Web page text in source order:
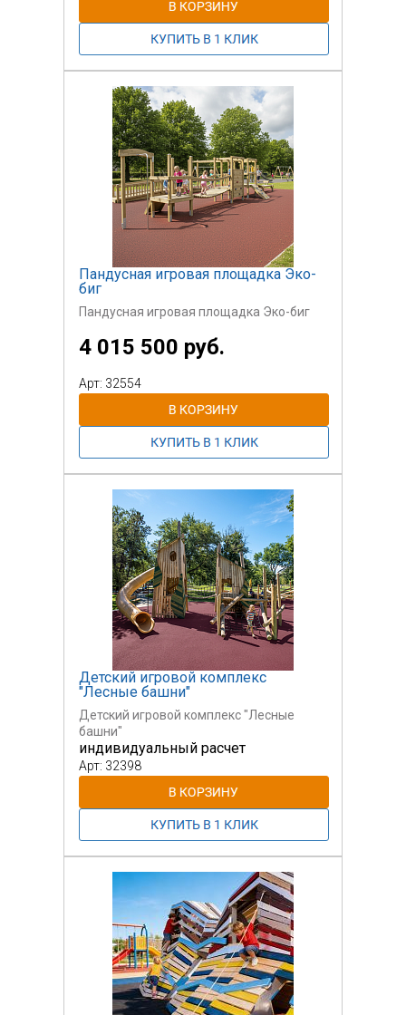
Пандусная игровая площадка Эко-
биг
Пандусная игровая площадка Эко-биг
4 015 500 руб.
Арт: 32554
Детский игровой комплекс
"Лесные башни"
Детский игровой комплекс "Лесные
башни"
индивидуальный расчет
Арт: 32398